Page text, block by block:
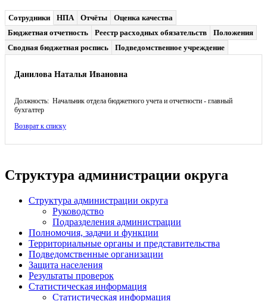
Сотрудники НПА Отчёты
Оценка качества
Бюджетная отчетность
Реестр расходных обязательств
Положения
Сводная бюджетная роспись
Подведомственное учреждение
Данилова Наталья Ивановна
Должность: Начальник отдела бюджетного учета и отчетности - главный
бухгалтер
Возврат к списку
Структура администрации округа
Структура администрации округа
Руководство
Подразделения администрации
Полномочия, задачи и функции
Территориальные органы и представительства
Подведомственные организации
Защита населения
Результаты проверок
Статистическая информация
Статистическая информация